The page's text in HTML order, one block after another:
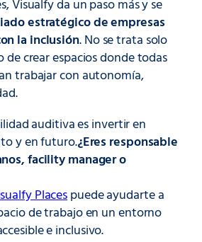
Visualfy da un paso más y se
estratégico de empresas
la inclusión. No se trata solo
de crear espacios donde todas
trabajar con autonomía,
auditiva es invertir en
y en futuro.¿Eres responsable
facility manager o
Placespuede ayudarte a
de trabajo en un entorno
e inclusivo.